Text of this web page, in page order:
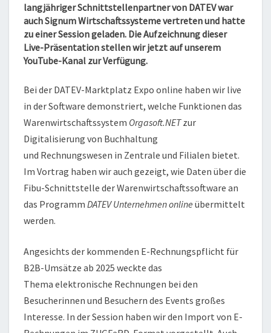
langjähriger Schnittstellenpartner von DATEV war
auch Signum Wirtschaftssysteme vertreten und hatte
zueiner Session geladen. Die Aufzeichnung dieser
Live-Präsentation stellen wir jetzt auf unserem
YouTube-Kanal zur Verfügung.
Bei der DATEV-Marktplatz Expo online haben wir live
in der Software demonstriert, welche Funktionen das
Warenwirtschaftssystem Orgasoft.NETzur
Digitalisierung von Buchhaltung
und Rechnungswesen in Zentrale und Filialen bietet.
Im Vortrag haben wir auch gezeigt, wie Daten über die
Fibu-Schnittstelle der Warenwirtschaftssoftware an
das Programm DATEV Unternehmen online übermittelt
werden.
Angesichts der kommenden E-Rechnungspflicht für
B2B-Umsätze ab 2025 weckte das
Thema elektronische Rechnungen bei den
Besucherinnen und Besuchern des Events großes
Interesse. In der Session haben wir den Import von E-